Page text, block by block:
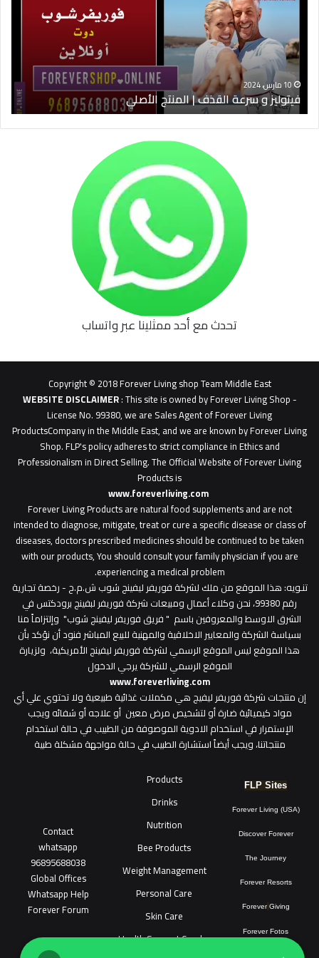
القذف
المنتج
الأصلي
10 مارس، 2024
فيتوليز و سرعة القذف | المنتج الأصلي
تحدث مع أحد ممثلينا عبر واتساب
Copyright © 2018 Forever Living shop Team Middle East
WEBSITE DISCLAIMER: This site is owned by Forever Living Shop -
License No. 99380, we are Sales Agent of Forever Living
ProductsCompany in the Middle East, and we are known by Forever Living
Shop. FLP's policy adheres to strict compliance in Ethics and
Professionalism in Direct Selling. The Official Website of Forever Living
Products is
www.foreverliving.com
Forever Living Products are natural food supplements and are not
intended to diagnose, mitigate, treat or cure a specific disease or class of
diseases, doctors prescribed medicines should be continued to be taken
with our products, You should consult your family physician if you are
experiencing a medical problem.
تنـويه: هذا الموقع من ملك لشركة فوريفر ليفينج شوب ش.م.ح - رخصة تجارية
رقم 99380، نحن وكلاء أعمال ومبيعات شركة فوريفر لبفينج برودكتس في
الشرق الاوسط والمعروفين باسم " فريق فوريفر ليفينج شوب" وإلتزاماً منا
بسياسة الشركة والمعايير الاخلاقية والمهنية للبيع المباشر فنود أن نؤكد بأن
هذا الموقع ليس الموقع الرسمي لشركة فوريفر ليفينج الأمريكية، ولزيارة
الموقع الرسمي للشركة يرجي الدخول
www.foreverliving.com
​إن منتجات شركة فوريفر ليفيج هي مكملات غذائية طبيعية ولا تحتوي علي أي
مواد كيميائية ضارة أو لتشخيص مرض معين أو علاجه أو شفائه ويجب
الإستمرار في استخدام الادوية الموصوفة من الطبيب في حالة استخدام
منتجاتنا، ويجب أيضاً استشارة الطبيب في حالة مواجهة مشكلة طبية
FLP Sites
Forever Living (USA)
Discover Forever
The Journey
Forever Resorts
Forever Giving
Forever Fotos
Products
Drinks
Nutrition
Bee Products
Weight Management
Personal Care
Skin Care
Health Support Combo
Contact
whatsapp
96895688038
Global Offices
Whatsapp Help
Forever Forum